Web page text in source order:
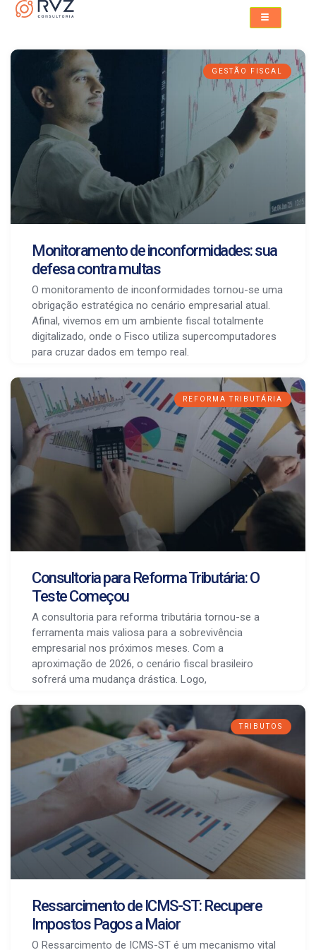
GESTÃO FISCAL
Monitoramento de inconformidades: sua
defesa contra multas
O monitoramento de inconformidades tornou-se uma
obrigação estratégica no cenário empresarial atual.
Afinal, vivemos em um ambiente fiscal totalmente
digitalizado, onde o Fisco utiliza supercomputadores
para cruzar dados em tempo real.
REFORMA TRIBUTÁRIA
Consultoria para Reforma Tributária: O
Teste Começou
A consultoria para reforma tributária tornou-se a
ferramenta mais valiosa para a sobrevivência
empresarial nos próximos meses. Com a
aproximação de 2026, o cenário fiscal brasileiro
sofrerá uma mudança drástica. Logo,
TRIBUTOS
Ressarcimento de ICMS-ST: Recupere
Impostos Pagos a Maior
O Ressarcimento de ICMS-ST é um mecanismo vital